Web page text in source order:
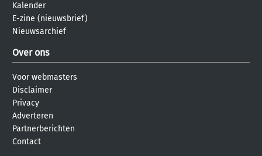
Kalender
E-zine (nieuwsbrief)
Nieuwsarchief
Over ons
Voor webmasters
Disclaimer
Privacy
Adverteren
Partnerberichten
Contact